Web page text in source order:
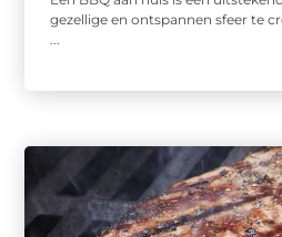
gezellige en ontspannen sfeer te